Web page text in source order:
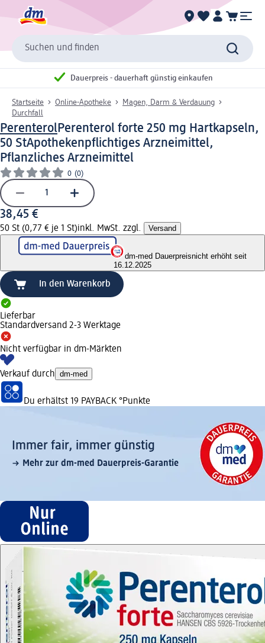
Suchen und finden
Dauerpreis - dauerhaft günstig einkaufen
Startseite Online-Apotheke
Magen, Darm & Verdauung
Durchfall
PerenterolPerenterol forte 250 mg Hartkapseln,
50 StApothekenpflichtiges Arzneimittel,
Pflanzliches Arzneimittel
0 (0)
38,45 €
50 St (0,77 € je 1 St)inkl. MwSt. zzgl. Versand
dm-med Dauerpreisnicht erhöht seit
16.12.2025
In den Warenkorb
Lieferbar
Standardversand 2-3 Werktage
Nicht verfügbar in dm-Märkten
Verkauf durch dm-med
Du erhältst 19 PAYBACK °Punkte
Immer fair,­ immer günstig
Mehr zur dm-med Dauerpreis-Garantie